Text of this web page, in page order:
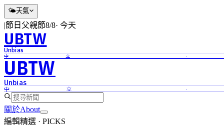
🌤天氣
|節日 父親節8/8· 今天
UBTW
中立 ·
UBTW
中立 ·
關於About
編輯精選 · PICKS